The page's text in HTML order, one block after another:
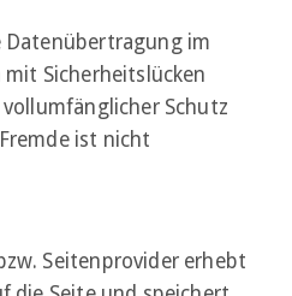
Datenübertragung im
Sicherheitslücken
Schutz
ist nicht
Seitenprovider erhebt